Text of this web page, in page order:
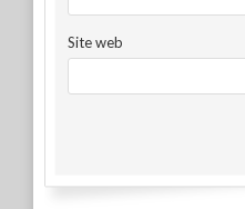
Site web